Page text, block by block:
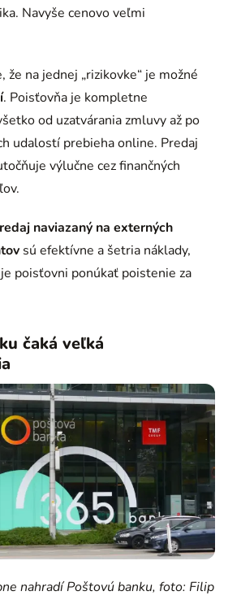
Navyše cenovo veľmi
že na jednej „rizikovke“ je možné
. Poisťovňa je kompletne
od uzatvárania zmluvy až po
udalostí prebieha online. Predaj
výlučne cez finančných
naviazaný na externých
sú efektívne a šetria náklady,
poisťovni ponúkať poistenie za
čaká veľká
nahradí Poštovú banku, foto: Filip